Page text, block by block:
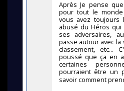
Après Je pense
pour tout le
vous avez toujours
abusé du Héros qui
ses adversaires,
passe autour avec
classement, etc...
poussé que ça en
certaines
pourraient être un
savoir comment